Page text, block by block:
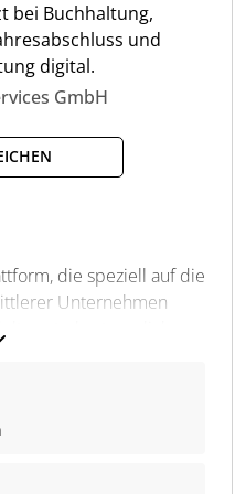
Verwaltung
bei Buchhaltung,
und
digital.
GmbH
die speziell auf die
Unternehmen
in einer
Betreuung durch
abzubilden und für